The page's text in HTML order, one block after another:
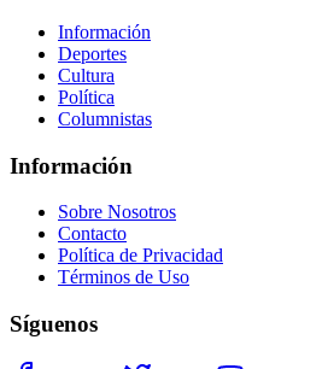
Información
Deportes
Cultura
Política
Columnistas
Información
Sobre Nosotros
Contacto
Política de Privacidad
Términos de Uso
Síguenos